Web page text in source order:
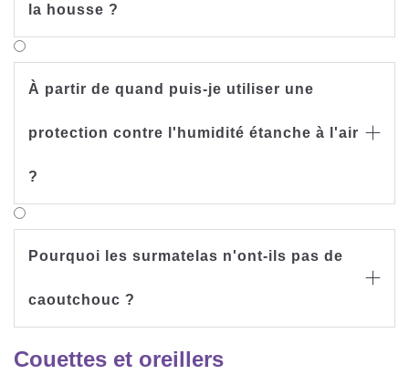
la housse ?
À partir de quand puis-je utiliser une
protection contre l'humidité étanche à l'air
?

Pourquoi les surmatelas n'ont-ils pas de
caoutchouc ?

Couettes et oreillers